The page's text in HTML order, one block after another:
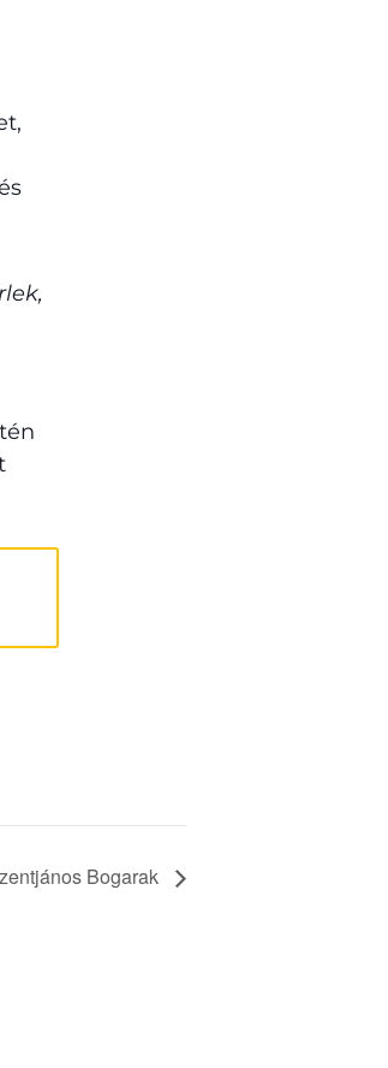
Bogarak